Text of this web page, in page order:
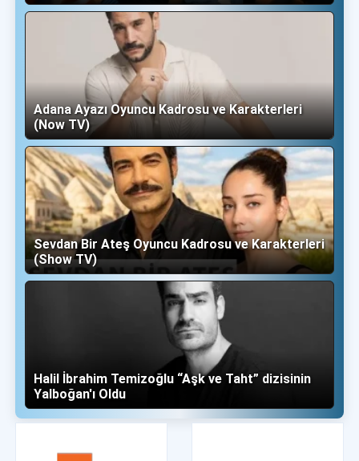
Adana Ayazı Oyuncu Kadrosu ve Karakterleri
(Now TV)
Sevdan Bir Ateş Oyuncu Kadrosu ve Karakterleri
(Show TV)
Halil İbrahim Temizoğlu “Aşk ve Taht” dizisinin
Yalboğan'ı Oldu